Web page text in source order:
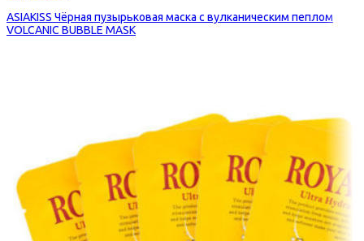
ASIAKISS Чёрная пузырьковая маска с вулканическим пеплом
VOLCANIC BUBBLE MASK